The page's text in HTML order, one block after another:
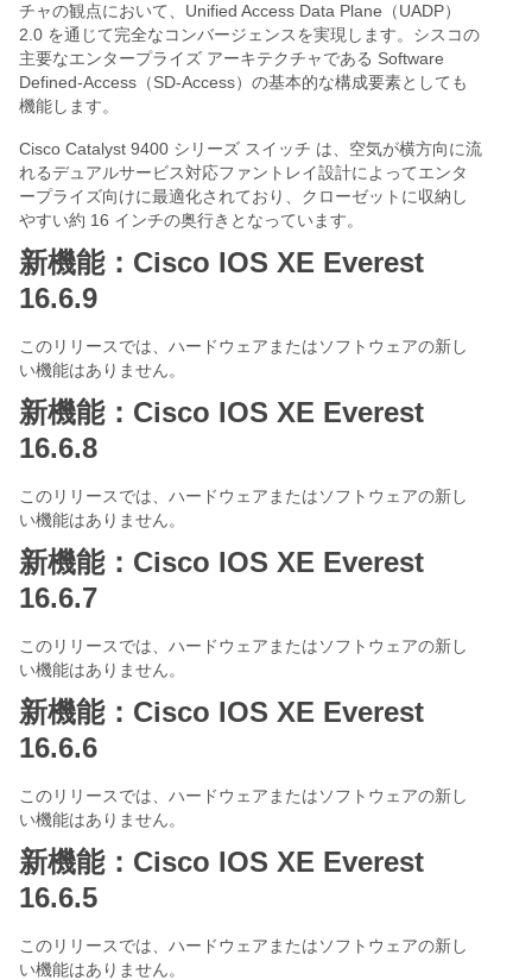
チャの観点において、Unified Access Data Plane（UADP）
2.0 を通じて完全なコンバージェンスを実現します。シスコの
主要なエンタープライズ アーキテクチャである Software
Defined-Access（SD-Access）の基本的な構成要素としても
機能します。
Cisco Catalyst 9400 シリーズ スイッチ は、空気が横方向に流
れるデュアルサービス対応ファントレイ設計によってエンタ
ープライズ向けに最適化されており、クローゼットに収納し
やすい約 16 インチの奥行きとなっています。
新機能：Cisco IOS XE Everest
16.6.9
このリリースでは、ハードウェアまたはソフトウェアの新し
い機能はありません。
新機能：Cisco IOS XE Everest
16.6.8
このリリースでは、ハードウェアまたはソフトウェアの新し
い機能はありません。
新機能：Cisco IOS XE Everest
16.6.7
このリリースでは、ハードウェアまたはソフトウェアの新し
い機能はありません。
新機能：Cisco IOS XE Everest
16.6.6
このリリースでは、ハードウェアまたはソフトウェアの新し
い機能はありません。
新機能：Cisco IOS XE Everest
16.6.5
このリリースでは、ハードウェアまたはソフトウェアの新し
い機能はありません。